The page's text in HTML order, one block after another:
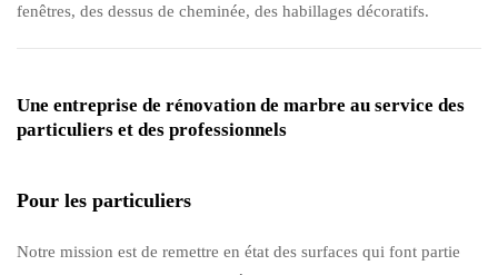
fenêtres, des dessus de cheminée, des habillages décoratifs.
Une entreprise de rénovation de marbre au service des
particuliers et des professionnels
Pour les particuliers
Notre mission est de remettre en état des surfaces qui font partie